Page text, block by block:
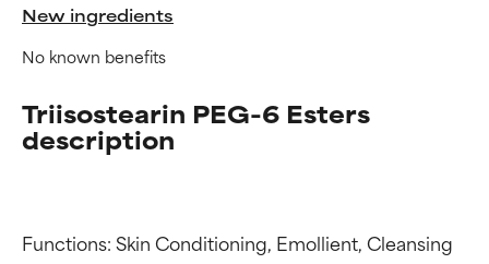
New ingredients
No known benefits
Triisostearin PEG-6 Esters
description
Functions: Skin Conditioning, Emollient, Cleansing